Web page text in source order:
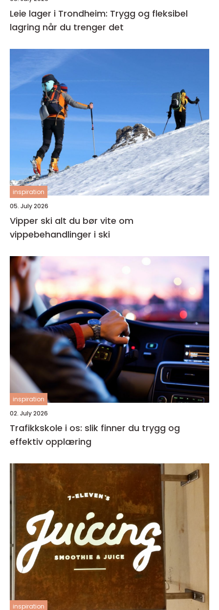
Leie lager i Trondheim: Trygg og fleksibel
lagring når du trenger det
inspiration
05. July 2026
Vipper ski alt du bør vite om
vippebehandlinger i ski
inspiration
02. July 2026
Trafikkskole i os: slik finner du trygg og
effektiv opplæring
inspiration